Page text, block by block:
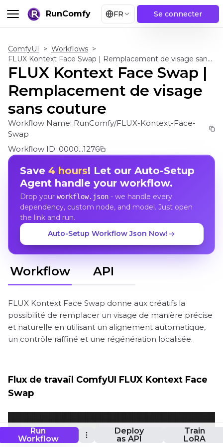
RunComfy FR Se connecter
Run
Workflow
Deploy
as API
Train
LoRA
ComfyUI > Workflows >
FLUX Kontext Face Swap | Remplacement de visage sans couture
FLUX Kontext Face Swap |
Remplacement de visage
sans couture
Workflow Name: RunComfy/FLUX-Kontext-Face-
Swap
Workflow ID: 0000...1276
Save 4 hours! Let our Auto-Setup
Agent handle your workflow.
Drop your workflow.json- we handle every
dependency, custom node, and model. Just open
the link and run.
Auto-Setup Workflow Json Now!
Workflow API
FLUX Kontext Face Swap donne aux créatifs la
possibilité de remplacer un visage de manière précise
et naturelle en utilisant un alignement automatique,
un contrôle raffiné et une régénération localisée.
Flux de travail ComfyUI FLUX Kontext Face
Swap